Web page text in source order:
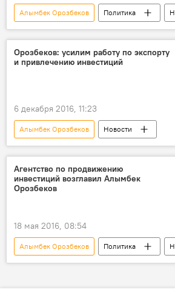
Алымбек Орозбеков Политика
Кыргызстан
ГКПЭН
Кадровые перестановки в Кыргызстане
Орозбеков: усилим работу по экспорту
и привлечению инвестиций
6 декабря 2016, 11:23
Алымбек Орозбеков
Новости
Радио Sputnik Кыргызстан
Сооронбай Жээнбеков
Кыргызстан
Агентство по продвижению
инвестиций возглавил Алымбек
Орозбеков
18 мая 2016, 08:54
Алымбек Орозбеков Политика
Кыргызстан
Сооронбай Жээнбеков